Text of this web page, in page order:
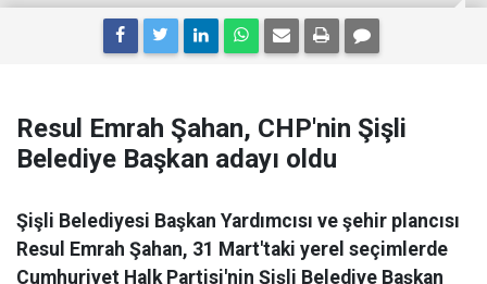
Resul Emrah Şahan, CHP'nin Şişli
Belediye Başkan adayı oldu
Şişli Belediyesi Başkan Yardımcısı ve şehir plancısı
Resul Emrah Şahan, 31 Mart'taki yerel seçimlerde
Cumhuriyet Halk Partisi'nin Şişli Belediye Başkan